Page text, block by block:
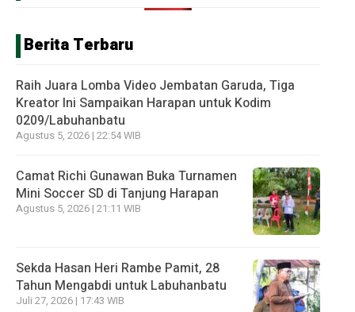
Berita Terbaru
Raih Juara Lomba Video Jembatan Garuda, Tiga
Kreator Ini Sampaikan Harapan untuk Kodim
0209/Labuhanbatu
Agustus 5, 2026 | 22:54 WIB
Camat Richi Gunawan Buka Turnamen
Mini Soccer SD di Tanjung Harapan
Agustus 5, 2026 | 21:11 WIB
Sekda Hasan Heri Rambe Pamit, 28
Tahun Mengabdi untuk Labuhanbatu
Juli 27, 2026 | 17:43 WIB